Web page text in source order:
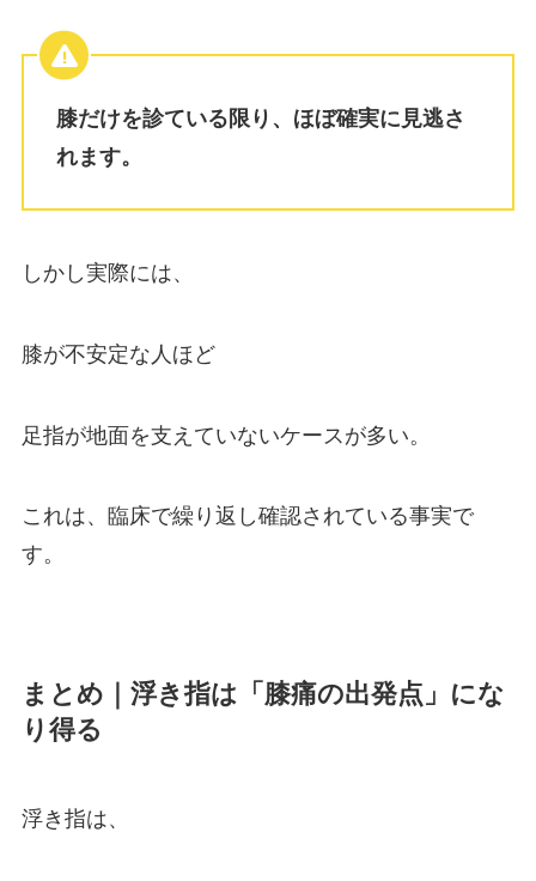
膝だけを診ている限り、ほぼ確実に見逃さ
れます。
しかし実際には、
膝が不安定な人ほど
足指が地面を支えていないケースが多い。
これは、臨床で繰り返し確認されている事実で
す。
まとめ｜浮き指は「膝痛の出発点」にな
り得る
浮き指は、